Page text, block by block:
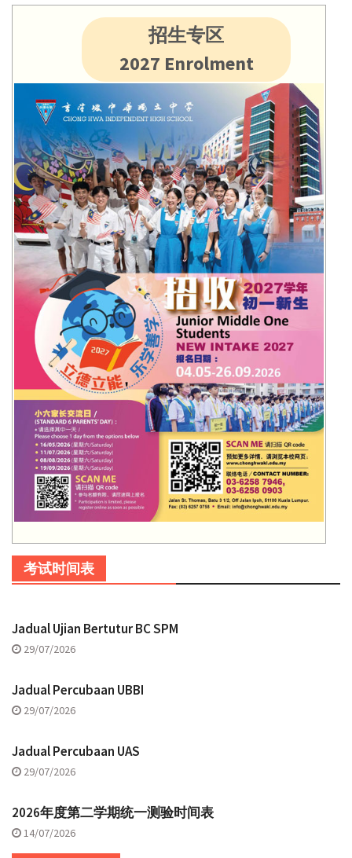
招生专区
2027 Enrolment
考试时间表
Jadual Ujian Bertutur BC SPM
29/07/2026
Jadual Percubaan UBBI
29/07/2026
Jadual Percubaan UAS
29/07/2026
2026年度第二学期统一测验时间表
14/07/2026